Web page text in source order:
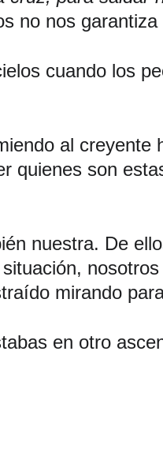
no nos
cuando los
al creyente
quienes son
nuestra. De
mirando
en otro